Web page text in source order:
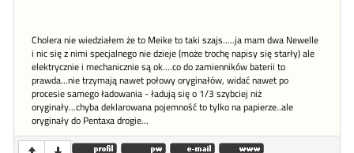
Cholera nie wiedziałem że to Meike to taki szajs.....ja mam dwa Newelle
i nic się z nimi specjalnego nie dzieje (może trochę napisy się starły) ale
elektrycznie i mechanicznie są ok....co do zamienników baterii to
prawda...nie trzymają nawet połowy oryginałów, widać nawet po
procesie samego ładowania - ładują się o 1/3 szybciej niż
oryginały...chyba deklarowana pojemność to tylko na papierze..ale
oryginały do Pentaxa drogie...